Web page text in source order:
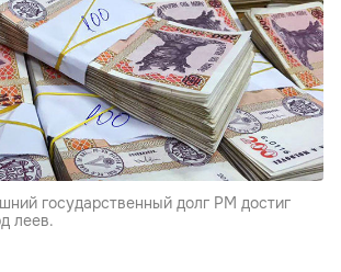
государственный долг РМ достиг
леев.